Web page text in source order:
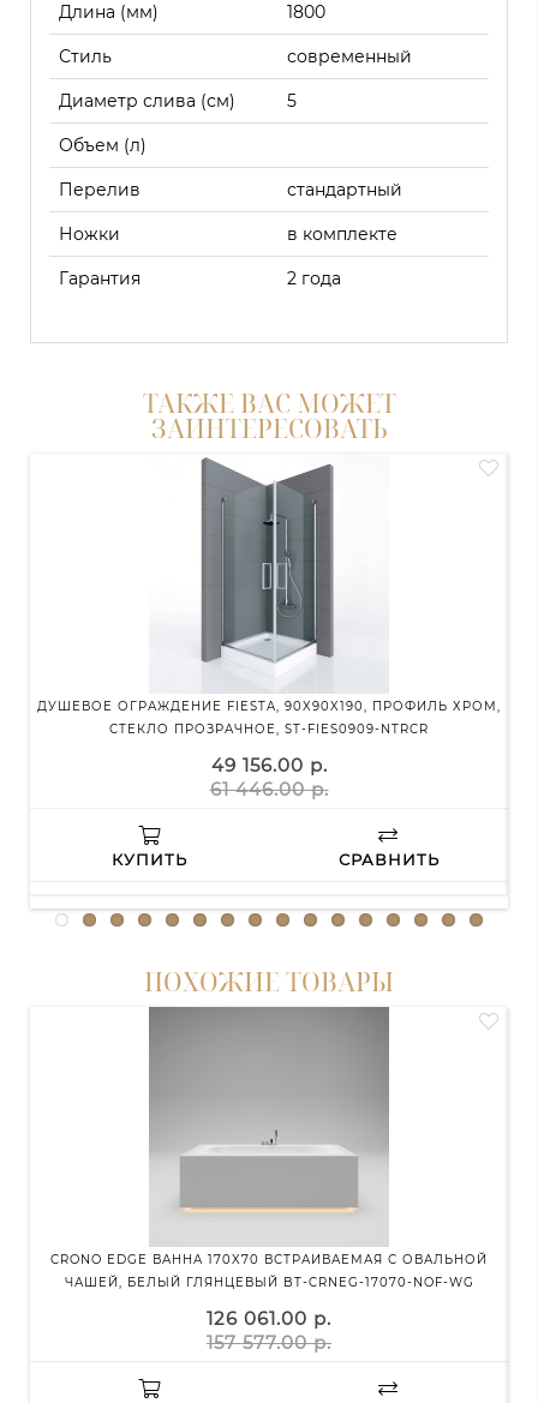
Длина (мм) 1800
Стиль современный
Диаметр слива (см) 5
Объем (л)
Перелив стандартный
Ножки в комплекте
Гарантия 2 года
ТАКЖЕ ВАС МОЖЕТ
ЗАИНТЕРЕСОВАТЬ
ДУШЕВОЕ ОГРАЖДЕНИЕ FIESTA, 90X90X190, ПРОФИЛЬ ХРОМ,
СТЕКЛО ПРОЗРАЧНОЕ, ST-FIES0909-NTRCR
49 156.00 р.
61 446.00 р.
КУПИТЬ СРАВНИТЬ
ПОХОЖИЕ ТОВАРЫ
CRONO EDGE ВАННА 170X70 ВСТРАИВАЕМАЯ С ОВАЛЬНОЙ
ЧАШЕЙ, БЕЛЫЙ ГЛЯНЦЕВЫЙ BT-CRNEG-17070-NOF-WG
126 061.00 р.
157 577.00 р.